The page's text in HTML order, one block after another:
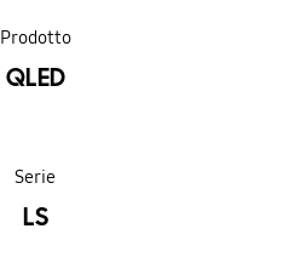
Prodotto
QLED
Serie
LS